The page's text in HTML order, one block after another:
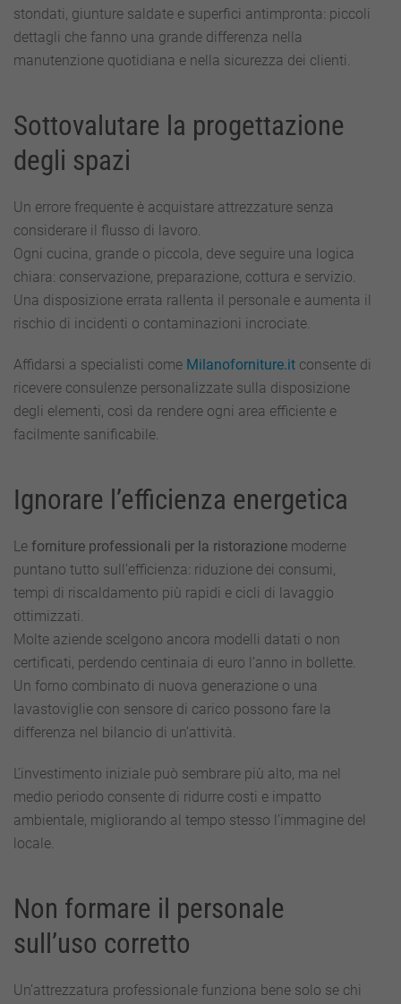
stondati, giunture saldate e superfici antimpronta: piccoli
dettagli che fanno una grande differenza nella
manutenzione quotidiana e nella sicurezza dei clienti.
Sottovalutare la progettazione
degli spazi
Un errore frequente è acquistare attrezzature senza
considerare il flusso di lavoro.
Ogni cucina, grande o piccola, deve seguire una logica
chiara: conservazione, preparazione, cottura e servizio.
Una disposizione errata rallenta il personale e aumenta il
rischio di incidenti o contaminazioni incrociate.
Affidarsi a specialisti come Milanoforniture.it consente di
ricevere consulenze personalizzate sulla disposizione
degli elementi, così da rendere ogni area efficiente e
facilmente sanificabile.
Ignorare l’efficienza energetica
Le forniture professionali per la ristorazione moderne
puntano tutto sull’efficienza: riduzione dei consumi,
tempi di riscaldamento più rapidi e cicli di lavaggio
ottimizzati.
Molte aziende scelgono ancora modelli datati o non
certificati, perdendo centinaia di euro l’anno in bollette.
Un forno combinato di nuova generazione o una
lavastoviglie con sensore di carico possono fare la
differenza nel bilancio di un’attività.
L’investimento iniziale può sembrare più alto, ma nel
medio periodo consente di ridurre costi e impatto
ambientale, migliorando al tempo stesso l’immagine del
locale.
Non formare il personale
sull’uso corretto
Un’attrezzatura professionale funziona bene solo se chi